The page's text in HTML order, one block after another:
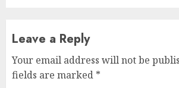
Leave a Reply
Your email address will not be
fields are marked *